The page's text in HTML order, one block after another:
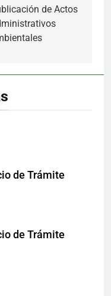
de Actos
de Trámite
de Trámite